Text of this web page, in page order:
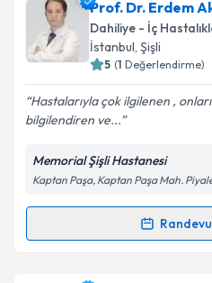
Prof. Dr. Orhan
talebi oluşturun. Size bu
için bir takvim
bilgilendireceğiz.
E-posta Adresiniz
Kişisel verilerimin
Metni'ni okudum ve
kapsamda
Prof. Dr. Erdem
Dahiliye - İç
İstanbul, Şişli
5 (1 Değerlendirme)
Hastalarıyla çok ilgilenen ,
bilgilendiren ve...
Memorial Şişli Hastanesi
Kaptan Paşa, Kaptan Paşa Mah.
Randevu Takvimi